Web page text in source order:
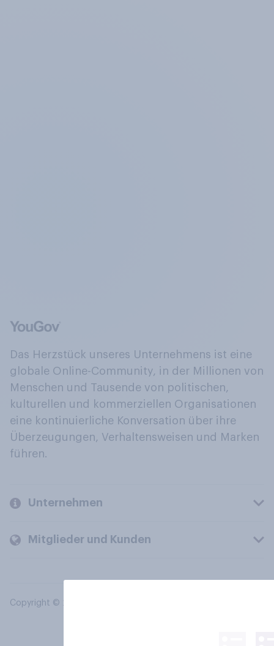
Das Herzstück unseres Unternehmens ist eine
globale Online-Community, in der Millionen von
Menschen und Tausende von politischen,
kulturellen und kommerziellen Organisationen
eine kontinuierliche Konversation über ihre
Überzeugungen, Verhaltensweisen und Marken
führen.
Unternehmen
Mitglieder und Kunden
Copyright © 2026 YouGov PLC. Alle Rechte vorbehalten.